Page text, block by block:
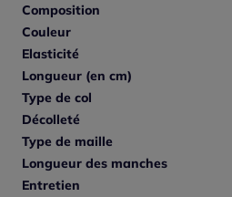
Composition
Couleur
Elasticité
Longueur (en cm)
Type de col
Décolleté
Type de maille
Longueur des manches
Entretien